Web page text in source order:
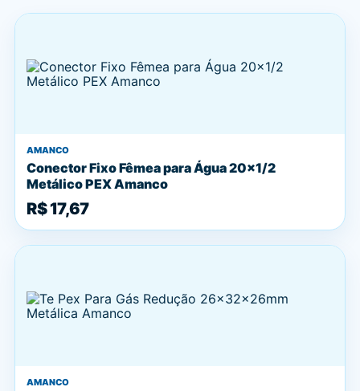
AMANCO
Conector Fixo Fêmea para Água 20x1/2
Metálico PEX Amanco
R$ 17,67
AMANCO